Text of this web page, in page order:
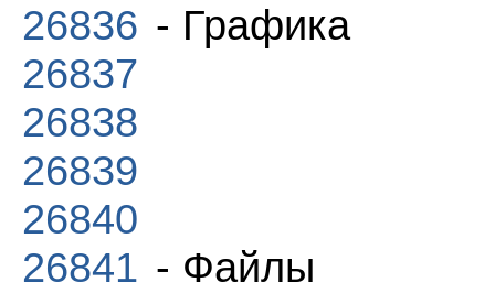
26836 - Графика
26837
26838
26839
26840
26841 - Файлы